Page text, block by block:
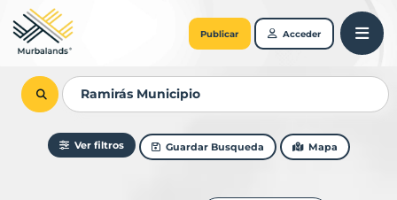
Publicar Acceder
Ver filtros Guardar Busqueda Mapa